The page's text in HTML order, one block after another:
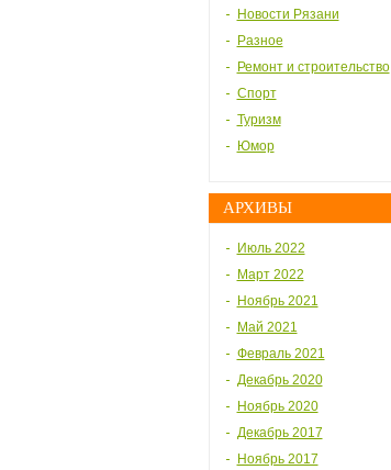
Новости Рязани
Разное
Ремонт и строительство
Спорт
Туризм
Юмор
АРХИВЫ
Июль 2022
Март 2022
Ноябрь 2021
Май 2021
Февраль 2021
Декабрь 2020
Ноябрь 2020
Декабрь 2017
Ноябрь 2017